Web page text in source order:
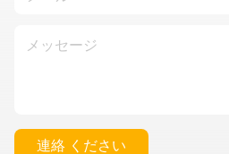
連絡 ください